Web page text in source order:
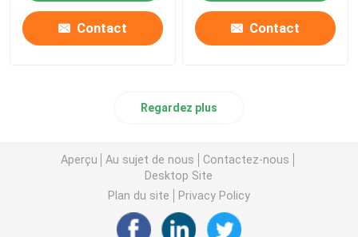
Autre
Contact Contact
Regardez plus
Aperçu Au sujet de nous
Contactez-nous
Desktop Site
Plan du site
Privacy Policy